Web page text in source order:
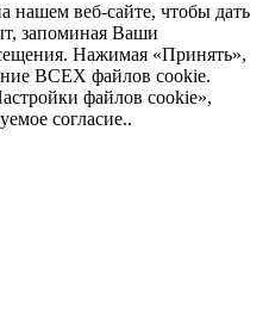
веб-сайте, чтобы дать
запоминая Ваши
Нажимая «Принять»,
ВСЕХ файлов cookie.
файлов cookie»,
согласие..